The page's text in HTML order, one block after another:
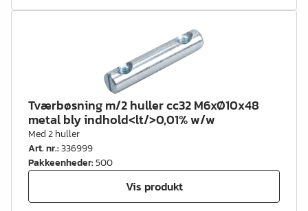
Tværbøsning m/2 huller cc32 M6xØ10x48
metal bly indhold<lt/>0,01% w/w
Med 2 huller
Art. nr.:336999
Pakkeenheder:500
Vis produkt